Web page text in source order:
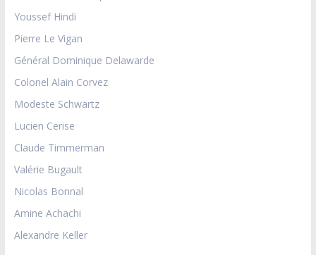
Youssef Hindi
Pierre Le Vigan
Général Dominique Delawarde
Colonel Alain Corvez
Modeste Schwartz
Lucien Cerise
Claude Timmerman
Valérie Bugault
Nicolas Bonnal
Amine Achachi
Alexandre Keller